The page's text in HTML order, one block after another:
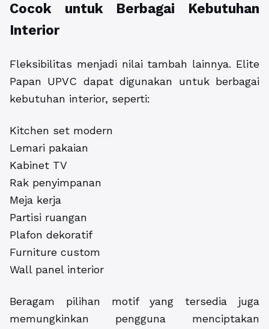
Cocok untuk Berbagai Kebutuhan
Interior
Fleksibilitas menjadi nilai tambah lainnya. Elite
Papan UPVC dapat digunakan untuk berbagai
kebutuhan interior, seperti:
Kitchen set modern
Lemari pakaian
Kabinet TV
Rak penyimpanan
Meja kerja
Partisi ruangan
Plafon dekoratif
Furniture custom
Wall panel interior
Beragam pilihan motif yang tersedia juga
memungkinkan pengguna menciptakan